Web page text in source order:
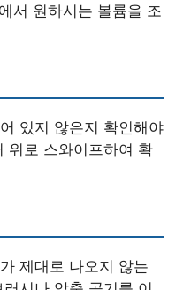
서 원하시는 볼륨을 조
있지 않은지 확인해야
위로 스와이프하여 확
제대로 나오지 않는